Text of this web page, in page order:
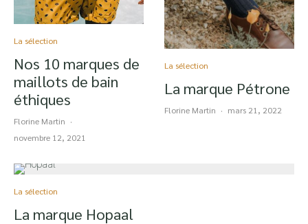
La sélection
Nos 10 marques de
maillots de bain
éthiques
Florine Martin ·
novembre 12, 2021
La sélection
La marque Pétrone
Florine Martin · mars 21, 2022
La sélection
La marque Hopaal